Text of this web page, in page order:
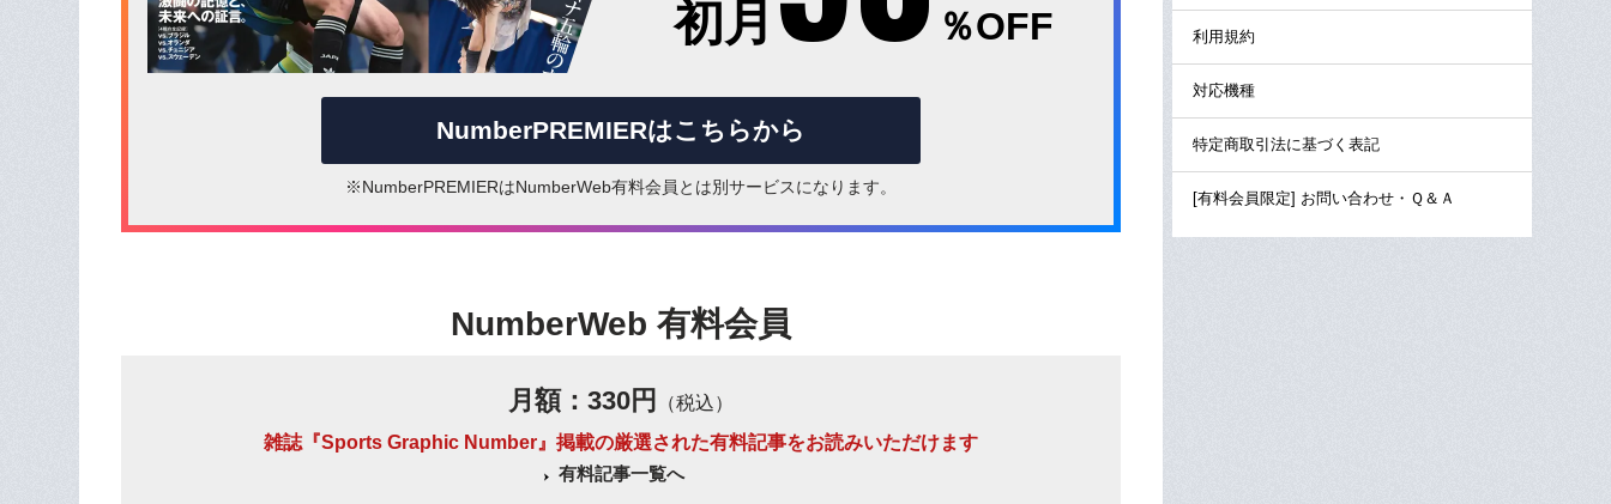
初月 ％OFF
NumberPREMIERはこちらから
※NumberPREMIERはNumberWeb有料会員とは別サービスになります。
NumberWeb 有料会員
月額：330円
（税込）
雑誌『Sports Graphic Number』掲載の厳選された有料記事をお読みいただけます
有料記事一覧へ
利用規約
対応機種
特定商取引法に基づく表記
[有料会員限定] お問い合わせ・Ｑ＆Ａ